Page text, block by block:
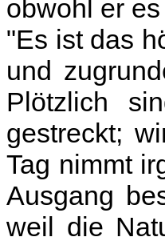
obwohl er
"Es ist das
und
Plötzlich
gestreckt;
Tag nimmt
Ausgang
weil die